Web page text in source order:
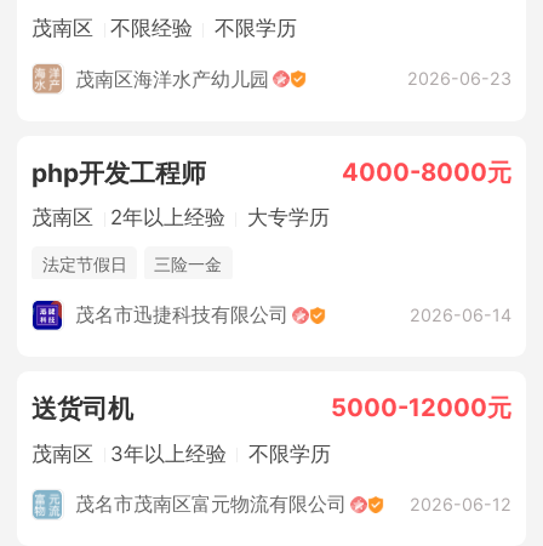
茂南区 不限经验 不限学历
茂南区海洋水产幼儿园 2026-06-23
php开发工程师 4000-8000元
茂南区 2年以上经验 大专学历
法定节假日 三险一金
茂名市迅捷科技有限公司 2026-06-14
送货司机 5000-12000元
茂南区 3年以上经验 不限学历
茂名市茂南区富元物流有限公司 2026-06-12